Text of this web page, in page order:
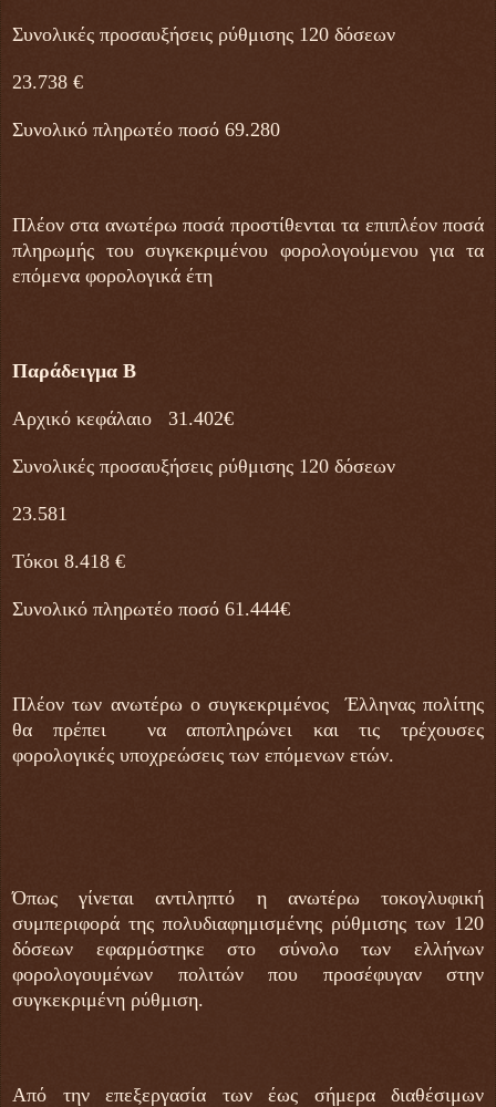
Συνολικές προσαυξήσεις ρύθμισης 120 δόσεων
23.738 €
Συνολικό πληρωτέο ποσό 69.280
Πλέον στα ανωτέρω ποσά προστίθενται τα επιπλέον ποσά
πληρωμής του συγκεκριμένου φορολογούμενου για τα
επόμενα φορολογικά έτη
Παράδειγμα Β
Αρχικό κεφάλαιο 31.402€
Συνολικές προσαυξήσεις ρύθμισης 120 δόσεων
23.581
Τόκοι 8.418 €
Συνολικό πληρωτέο ποσό 61.444€
Πλέον των ανωτέρω ο συγκεκριμένος Έλληνας πολίτης
θα πρέπει να αποπληρώνει και τις τρέχουσες
φορολογικές υποχρεώσεις των επόμενων ετών.
Όπως γίνεται αντιληπτό η ανωτέρω τοκογλυφική
συμπεριφορά της πολυδιαφημισμένης ρύθμισης των 120
δόσεων εφαρμόστηκε στο σύνολο των ελλήνων
φορολογουμένων πολιτών που προσέφυγαν στην
συγκεκριμένη ρύθμιση.
Από την επεξεργασία των έως σήμερα διαθέσιμων